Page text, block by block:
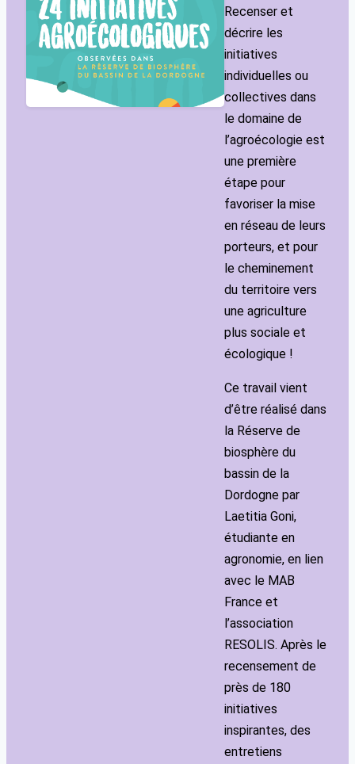
Recenser et
décrire les
initiatives
individuelles ou
collectives dans
le domaine de
l’agroécologie est
une première
étape pour
favoriser la mise
en réseau de leurs
porteurs, et pour
le cheminement
du territoire vers
une agriculture
plus sociale et
écologique !
Ce travail vient
d’être réalisé dans
la Réserve de
biosphère du
bassin de la
Dordogne par
Laetitia Goni,
étudiante en
agronomie, en lien
avec le MAB
France et
l’association
RESOLIS. Après le
recensement de
près de 180
initiatives
inspirantes, des
entretiens